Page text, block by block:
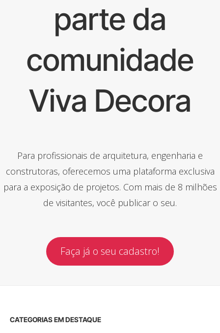
parte da
comunidade
Viva Decora
Para profissionais de arquitetura, engenharia e
construtoras, oferecemos uma plataforma exclusiva
para a exposição de projetos. Com mais de 8 milhões
de visitantes, você publicar o seu.
Faça já o seu cadastro!
CATEGORIAS EM DESTAQUE